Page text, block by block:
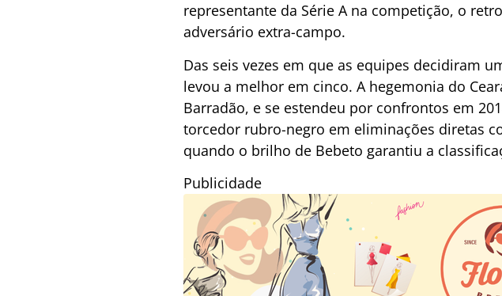
representante da Série A na competição, o
adversário extra-campo.
Das seis vezes em que as equipes decidiram
levou a melhor em cinco. A hegemonia do
Barradão, e se estendeu por confrontos em
torcedor rubro-negro em eliminações diretas
quando o brilho de Bebeto garantiu a
Publicidade